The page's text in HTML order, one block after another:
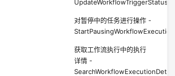
UpdateWorkflowTriggerStatus
对暂停中的任务进行操作 -
StartPausingWorkflowExecutions
获取工作流执行中的执行
详情 -
SearchWorkflowExecutionDetail